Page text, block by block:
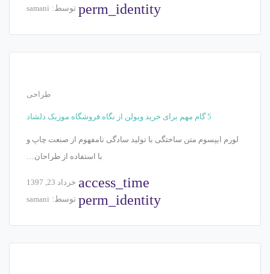
perm_identity توسط: samani
طراحی
5 گام مهم برای خرید ویولن از نگاه فروشگاه موزیک دلشاد
لورم ایپسوم متن ساختگی با تولید سادگی نامفهوم از صنعت چاپ و
با استفاده از طراحان…
access_time خرداد 23, 1397
perm_identity توسط: samani